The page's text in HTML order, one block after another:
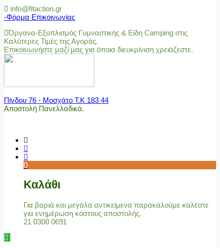
info@fitaction.gr
-Φόρμα Επικοινωνίας
Όργανα-Εξοπλισμός Γυμναστικής & Είδη Camping στις
Καλύτερες Τιμές της Αγοράς.
Επικοινωνήστε μαζί μας για όποια διευκρίνιση χρειάζεστε.
Πίνδου 76 - Μοσχάτο Τ.Κ 183 44
Αποστολή Πανελλαδικά.
0
Καλάθι
Για βαριά και μεγάλα αντικείμενα παρακαλούμε καλέστε
για ενημέρωση κόστους αποστολής.
21 0300 0691